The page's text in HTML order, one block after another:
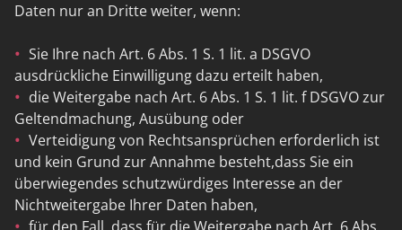
Daten nur an Dritte weiter, wenn:
Sie Ihre nach Art. 6 Abs. 1 S. 1 lit. a DSGVO
ausdrückliche Einwilligung dazu erteilt haben,
die Weitergabe nach Art. 6 Abs. 1 S. 1 lit. f DSGVO zur
Geltendmachung, Ausübung oder
Verteidigung von Rechtsansprüchen erforderlich ist
und kein Grund zur Annahme besteht,dass Sie ein
überwiegendes schutzwürdiges Interesse an der
Nichtweitergabe Ihrer Daten haben,